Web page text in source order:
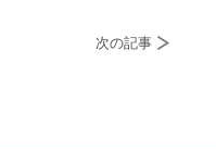
次の記事